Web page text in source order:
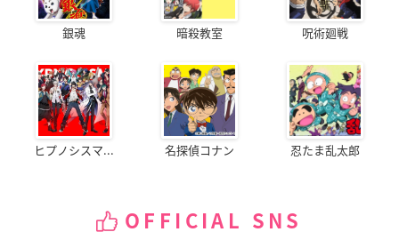
銀魂 暗殺教室 呪術廻戦
ヒプノシスマ... 名探偵コナン 忍たま乱太郎
OFFICIAL SNS